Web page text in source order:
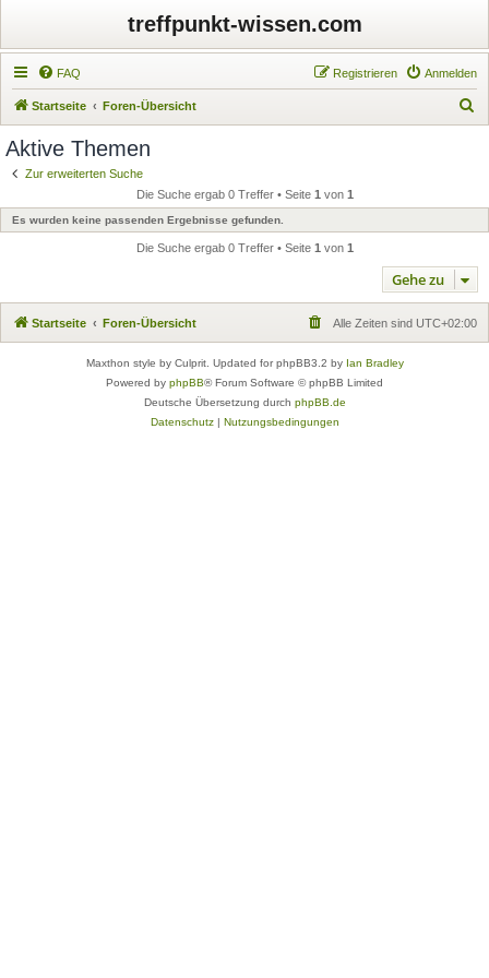
treffpunkt-wissen.com
FAQ Anmelden
Registrieren
Startseite Foren-Übersicht
e
Aktive Themen
Zur erweiterten Suche
Die Suche ergab 0 Treffer • Seite 1 von 1
Es wurden keine passenden Ergebnisse gefunden.
Die Suche ergab 0 Treffer • Seite 1 von 1
Gehe zu
Startseite Foren-Übersicht Alle Zeiten sind UTC+02:00
Maxthon style by Culprit. Updated for phpBB3.2 by Ian Bradley
Powered by phpBB® Forum Software © phpBB Limited
Deutsche Übersetzung durch phpBB.de
Datenschutz| Nutzungsbedingungen